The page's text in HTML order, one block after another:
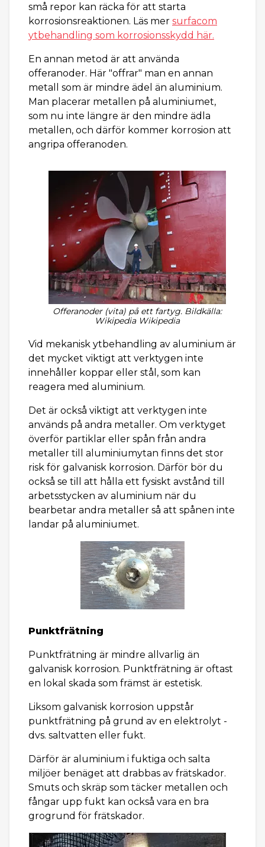
små repor kan räcka för att starta
korrosionsreaktionen. Läs mer surfacom
ytbehandling som korrosionsskydd här.
En annan metod är att använda
offeranoder. Här "offrar" man en annan
metall som är mindre ädel än aluminium.
Man placerar metallen på aluminiumet,
som nu inte längre är den mindre ädla
metallen, och därför kommer korrosion att
angripa offeranoden.
Offeranoder (vita) på ett fartyg. Bildkälla:
Wikipedia Wikipedia
Vid mekanisk ytbehandling av aluminium är
det mycket viktigt att verktygen inte
innehåller koppar eller stål, som kan
reagera med aluminium.
Det är också viktigt att verktygen inte
används på andra metaller. Om verktyget
överför partiklar eller spån från andra
metaller till aluminiumytan finns det stor
risk för galvanisk korrosion. Därför bör du
också se till att hålla ett fysiskt avstånd till
arbetsstycken av aluminium när du
bearbetar andra metaller så att spånen inte
landar på aluminiumet.
Punktfrätning
Punktfrätning är mindre allvarlig än
galvanisk korrosion. Punktfrätning är oftast
en lokal skada som främst är estetisk.
Liksom galvanisk korrosion uppstår
punktfrätning på grund av en elektrolyt -
dvs. saltvatten eller fukt.
Därför är aluminium i fuktiga och salta
miljöer benäget att drabbas av frätskador.
Smuts och skräp som täcker metallen och
fångar upp fukt kan också vara en bra
grogrund för frätskador.